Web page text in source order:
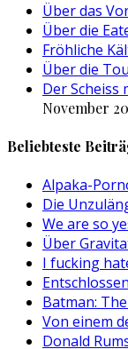
Über das
Über die
Fröhliche
Über die
Der Scheiss
November
Beliebteste
Alpaka-
Die
We are so
Über
I fucking
Batman:
Von einem
Donald